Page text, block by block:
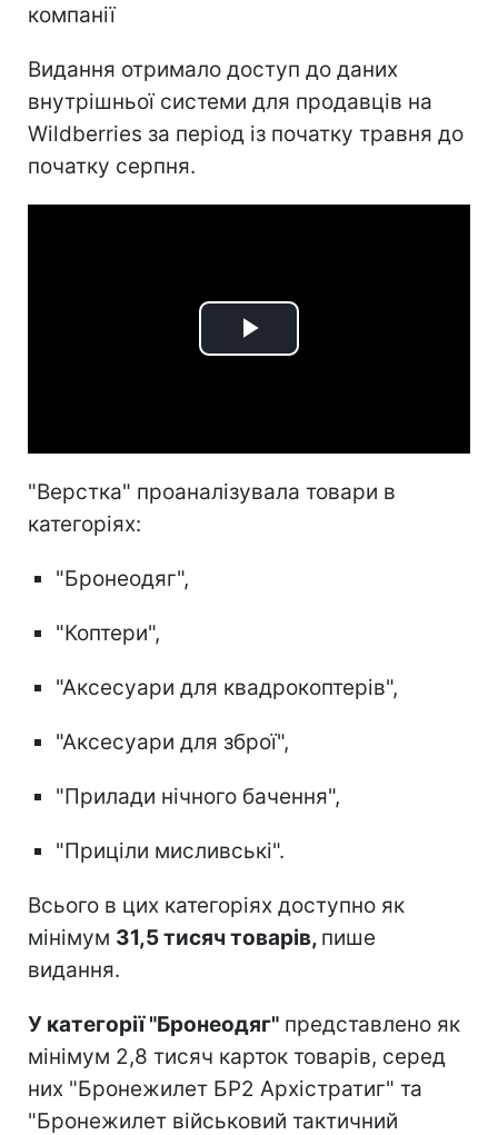
компанії
Видання отримало доступ до даних
внутрішньої системи для продавців на
Wildberries за період із початку травня до
початку серпня.
Play
"Верстка" проаналізувала товари в
категоріях:
"Бронеодяг",
"Коптери",
"Аксесуари для квадрокоптерів",
"Аксесуари для зброї",
"Прилади нічного бачення",
"Приціли мисливські".
Всього в цих категоріях доступно як
мінімум 31,5 тисяч товарів, пише
видання.
У категорії "Бронеодяг" представлено як
мінімум 2,8 тисяч карток товарів, серед
них "Бронежилет БР2 Архістратиг" та
"Бронежилет військовий тактичний